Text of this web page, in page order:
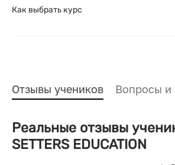
Как выбрать курс
Отзывы учеников Вопросы и
Реальные отзывы
SETTERS EDUCATION